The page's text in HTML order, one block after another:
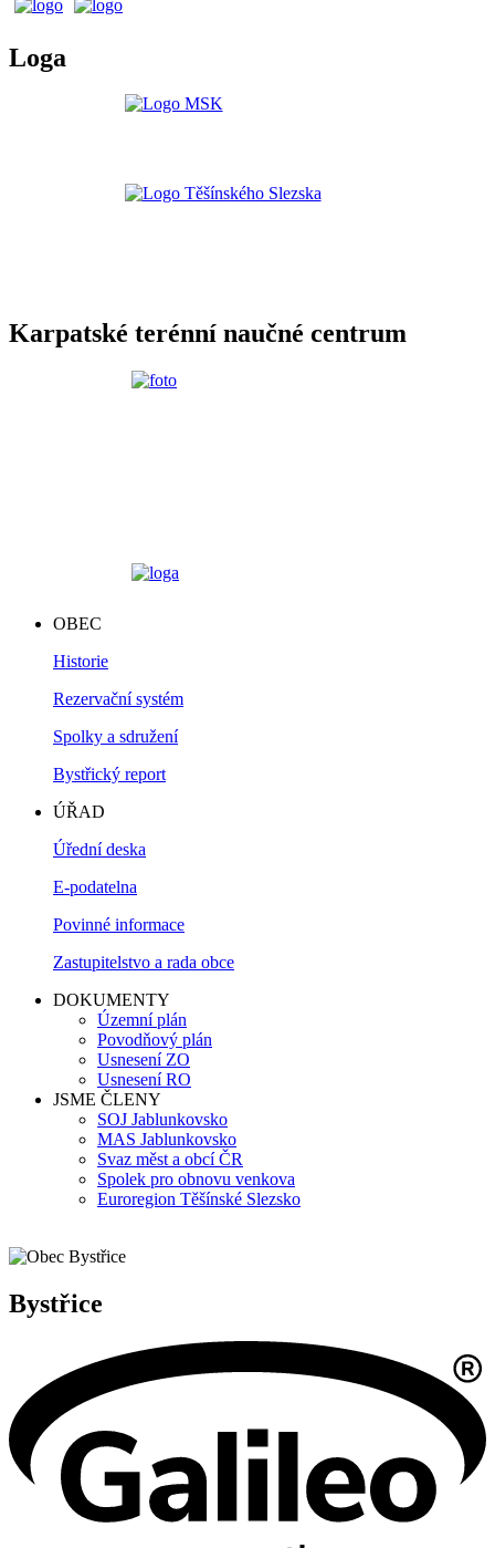
Loga
Karpatské terénní naučné centrum
OBEC
Historie
Rezervační systém
Spolky a sdružení
Bystřický report
ÚŘAD
Úřední deska
E-podatelna
Povinné informace
Zastupitelstvo a rada obce
DOKUMENTY
Územní plán
Povodňový plán
Usnesení ZO
Usnesení RO
JSME ČLENY
SOJ Jablunkovsko
MAS Jablunkovsko
Svaz měst a obcí ČR
Spolek pro obnovu venkova
Euroregion Těšínské Slezsko
Bystřice